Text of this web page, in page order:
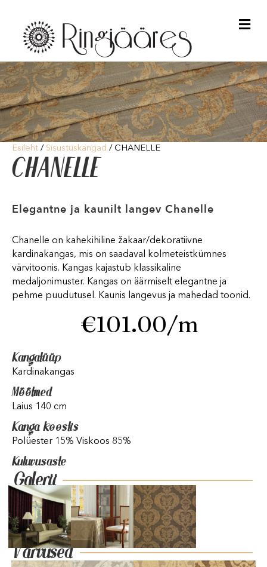
Esileht / Sisustuskangad / CHANELLE
CHANELLE
Elegantne ja kaunilt langev Chanelle
Chanelle on kahekihiline žakaar/dekoratiivne
kardinakangas, mis on saadaval kolmeteistkümnes
värvitoonis. Kangas kajastub klassikaline
medaljonimuster. Kangas on äärmiselt elegantne ja
pehme puudutusel. Kaunis langevus ja mahedad toonid.
€101.00/m
Kangatüüp
Kardinakangas
Mõõtmed
Laius 140 cm
Kanga koostis
Polüester 15% Viskoos 85%
Kuluvusaste
Galerii
Värvused